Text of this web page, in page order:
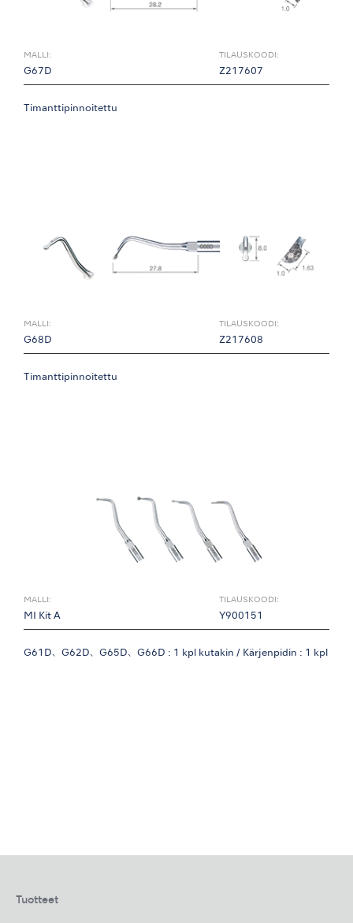
MALLI:
G67D
TILAUSKOODI:
Z217607
Timanttipinnoitettu
MALLI:
G68D
TILAUSKOODI:
Z217608
Timanttipinnoitettu
MALLI:
MI Kit A
TILAUSKOODI:
Y900151
G61D、G62D、G65D、G66D : 1 kpl kutakin / Kärjenpidin : 1 kpl
Tuotteet